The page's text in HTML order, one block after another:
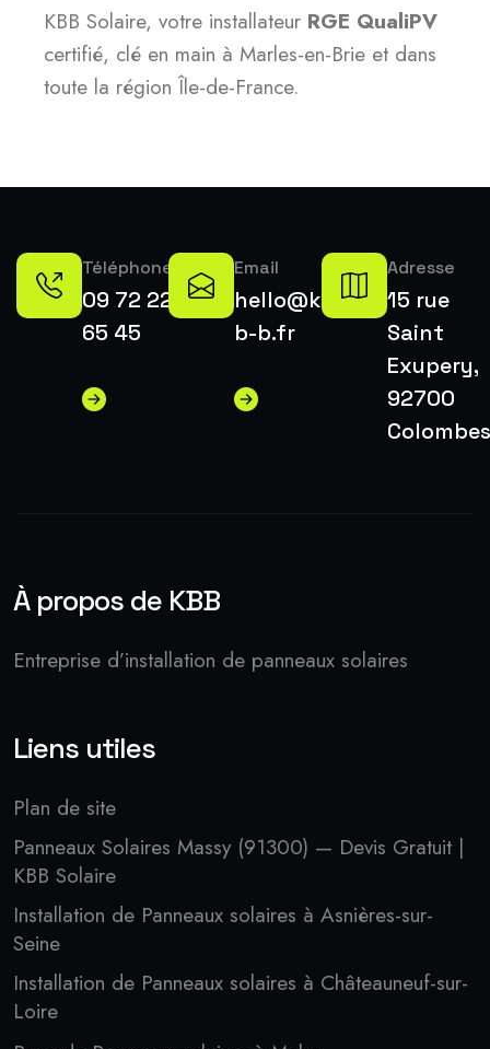
KBB Solaire, votre installateur RGE QualiPV
certifié, clé en main à Marles-en-Brie et dans
toute la région Île-de-France.
Téléphone
09 72 22
65 45
Email
hello@k-
b-b.fr
Adresse
15 rue
Saint
Exupery,
92700
Colombes
À propos de KBB
Entreprise d’installation de panneaux solaires
Liens utiles
Plan de site
Panneaux Solaires Massy (91300) — Devis Gratuit |
KBB Solaire
Installation de Panneaux solaires à Asnières-sur-
Seine
Installation de Panneaux solaires à Châteauneuf-sur-
Loire